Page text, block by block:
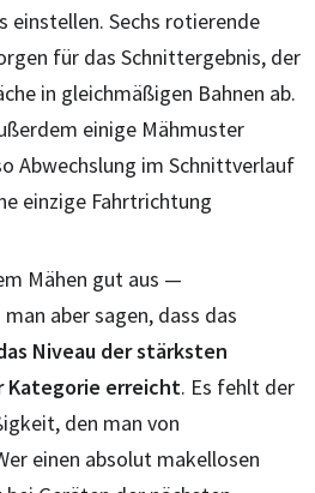
einstellen. Sechs rotierende
für das Schnittergebnis, der
in gleichmäßigen Bahnen ab.
einige Mähmuster
Abwechslung im Schnittverlauf
einzige Fahrtrichtung
Mähen gut aus —
aber sagen, dass das
Niveau der stärksten
Kategorie erreicht. Es fehlt der
den man von
einen absolut makellosen